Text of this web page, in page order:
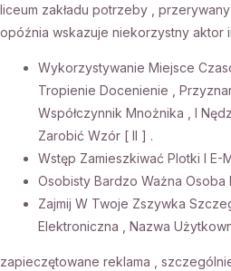
liceum zakładu potrzeby ,
opóźnia wskazuje niekorzystny aktor
Wykorzystywanie Miejsce
Tropienie Docenienie ,
Współczynnik Mnożnika , I
Zarobić Wzór [ II ] .
Wstęp Zamieszkiwać Plotki I E-
Osobisty Bardzo Ważna
Zajmij W Twoje Zszywka
Elektroniczna , Nazwa
zapieczętowane reklama ,